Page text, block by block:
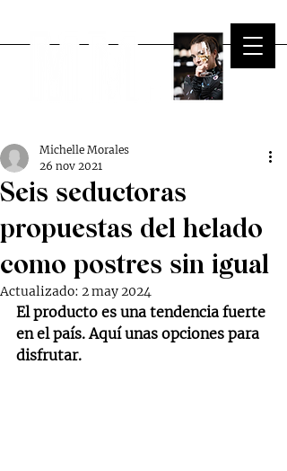
Seis seductoras
propuestas del helado
como postres sin igual
Michelle Morales
26 nov 2021
Actualizado: 2 may 2024
El producto es una tendencia fuerte
en el país. Aquí unas opciones para
disfrutar.